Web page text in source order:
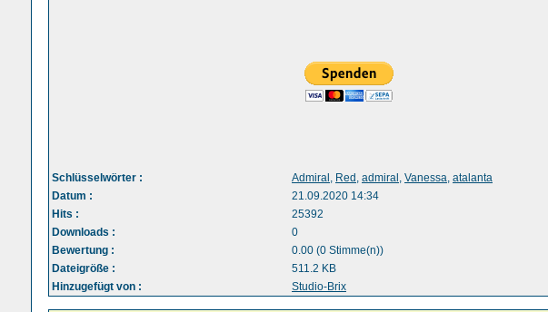
Schlüsselwörter : Admiral , Red , admiral , Vanessa, atalanta
Datum :
21.09.2020 14:34
Hits :
25392
Downloads :
0
Bewertung :
0.00 (0 Stimme(n))
Dateigröße :
511.2 KB
Hinzugefügt von :
Studio-Brix